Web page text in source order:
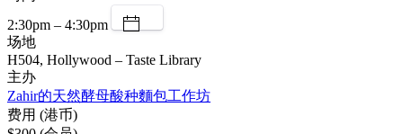
2:30pm – 4:30pm
场地
H504, Hollywood – Taste Library
主办
Zahir的天然酵母酸种麵包工作坊
费用 (港币)